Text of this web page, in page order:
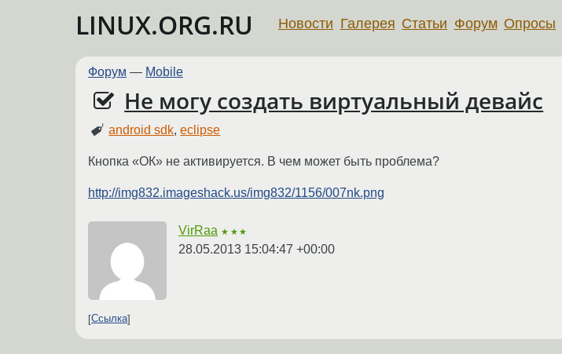
LINUX.ORG.RU Новости Галерея Статьи Форум Опросы
Форум — Mobile
Не могу создать виртуальный девайс
android sdk,eclipse
Кнопка «ОК» не активируется. В чем может быть проблема?
http://img832.imageshack.us/img832/1156/007nk.png
VirRaa ★★★
28.05.2013 15:04:47 +00:00
Ссылка